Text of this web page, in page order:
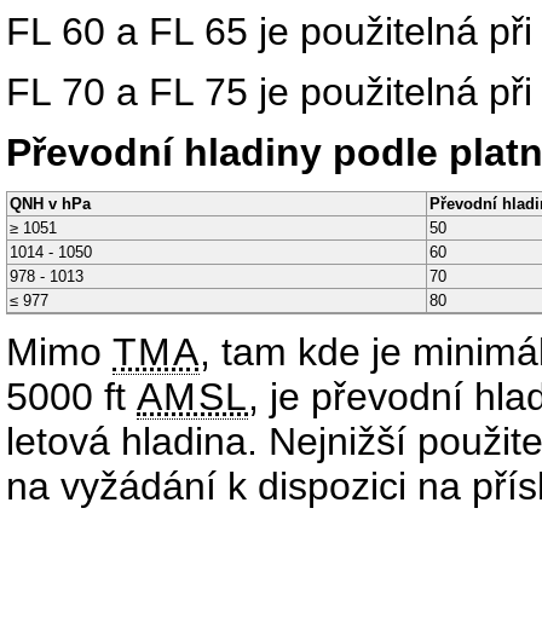
FL 60 a FL 65 je použitelná
FL 70 a FL 75 je použitelná
Převodní hladiny podle
QNH v hPa
Převodní
≥ 1051
50
1014 - 1050
60
978 - 1013
70
≤ 977
80
Mimo TMA, tam kde je
5000 ft AMSL, je převodní
letová hladina. Nejnižší
na vyžádání k dispozici na